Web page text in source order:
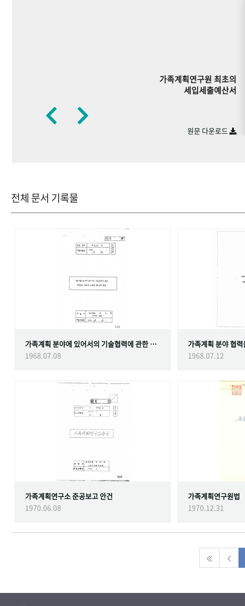
가족계획연구원 최초의
세입세출예산서
원문 다운로드
전체 문서 기록물
가족계획 분야에 있어서의 기술협력에 관한 대한민국정부와 스웨덴 정부간의 협정
1968.07.08
1968.07.12
가족계획연구소 준공보고 안건
1970.06.08
가족계획연구원법
1970.12.31